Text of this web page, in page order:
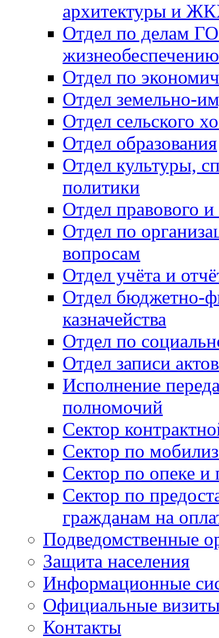
архитектуры и
Отдел по делам
Отдел по
Отдел земельно-
Отдел сельского
Отдел образования
Отдел культуры,
политики
Отдел правового
Отдел по
вопросам
Отдел учёта и
Отдел бюджетно-
казначейства
Отдел по
Отдел записи
Исполнение
полномочий
Сектор
Сектор по
Сектор по опеке и
Сектор по
гражданам на
Подведомственные
Защита населения
Информационные
Официальные
Контакты